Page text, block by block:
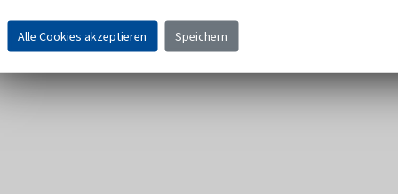
Alle Cookies akzeptieren Speichern